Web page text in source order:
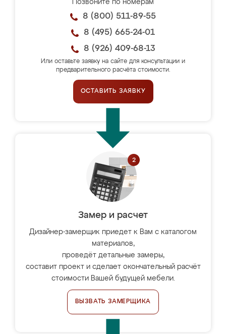
Позвоните по номерам
8 (800) 511-89-55
8 (495) 665-24-01
8 (926) 409-68-13
Или оставьте заявку на сайте для консультации и
предварительного расчёта стоимости.
ОСТАВИТЬ ЗАЯВКУ
Замер и расчет
Дизайнер-замерщик приедет к Вам с каталогом
материалов,
проведёт детальные замеры,
составит проект и сделает окончательный расчёт
стоимости Вашей будущей мебели.
ВЫЗВАТЬ ЗАМЕРЩИКА